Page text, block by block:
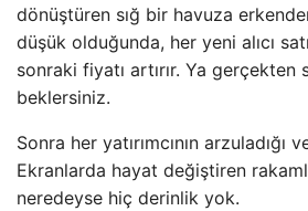
dönüştüren sığ bir havuza
düşük olduğunda, her yeni alıcı
sonraki fiyatı artırır. Ya gerçekten
beklersiniz.
Sonra her yatırımcının
Ekranlarda hayat değiştiren
neredeyse hiç derinlik yok.